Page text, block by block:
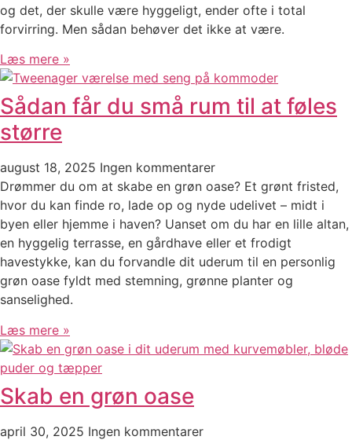
og det, der skulle være hyggeligt, ender ofte i total
forvirring. Men sådan behøver det ikke at være.
Læs mere »
Sådan får du små rum til at føles
større
august 18, 2025 Ingen kommentarer
Drømmer du om at skabe en grøn oase? Et grønt fristed,
hvor du kan finde ro, lade op og nyde udelivet – midt i
byen eller hjemme i haven? Uanset om du har en lille altan,
en hyggelig terrasse, en gårdhave eller et frodigt
havestykke, kan du forvandle dit uderum til en personlig
grøn oase fyldt med stemning, grønne planter og
sanselighed.
Læs mere »
Skab en grøn oase
april 30, 2025 Ingen kommentarer